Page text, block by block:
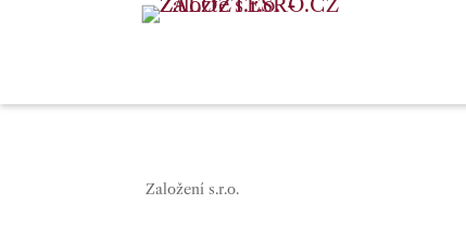
Založení s.r.o.